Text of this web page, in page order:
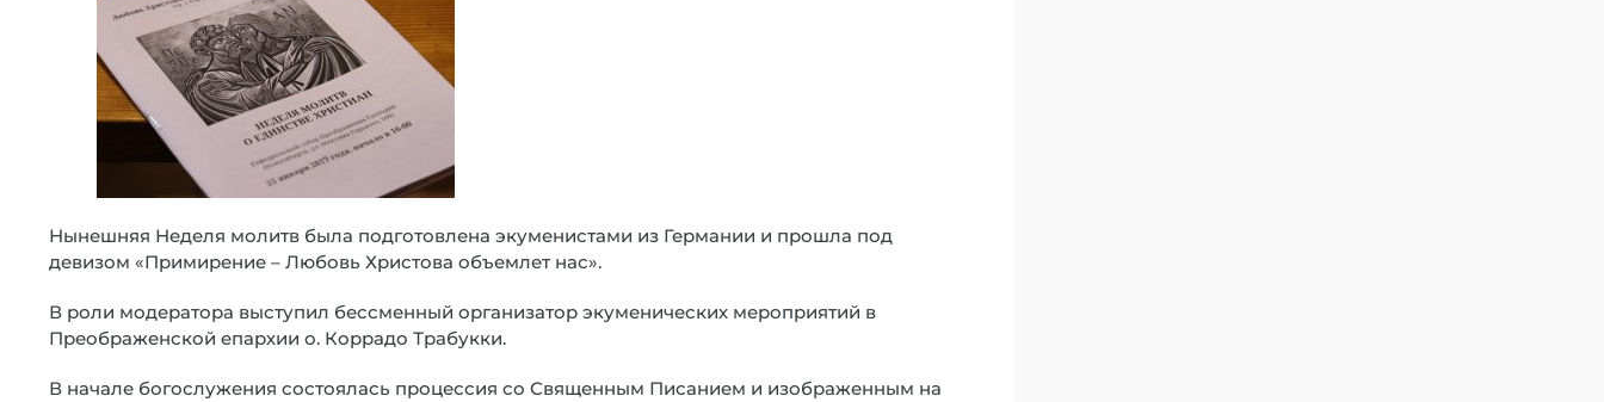
Нынешняя Неделя молитв была подготовлена экуменистами из Германии и прошла под
девизом «Примирение – Любовь Христова объемлет нас».
В роли модератора выступил бессменный организатор экуменических мероприятий в
Преображенской епархии о. Коррадо Трабукки.
В начале богослужения состоялась процессия со Священным Писанием и изображенным на